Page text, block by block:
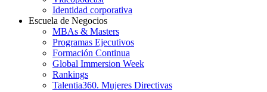
Identidad corporativa
Escuela de Negocios
MBAs & Masters
Programas Ejecutivos
Formación Continua
Global Immersion Week
Rankings
Talentia360. Mujeres Directivas